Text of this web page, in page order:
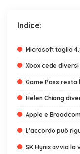
Indice:
Microsoft taglia
Xbox cede
Game Pass
Helen Chiang
Apple e
L’accordo può
SK Hynix avvia la